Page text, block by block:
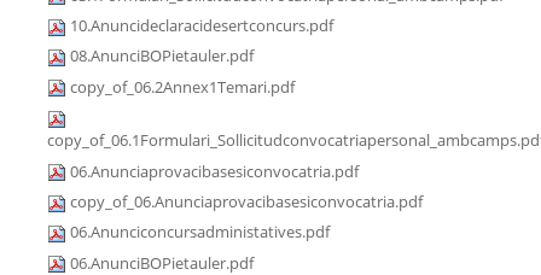
10.Anuncideclaracidesertconcurs.pdf
08.AnunciBOPietauler.pdf
copy_of_06.2Annex1Temari.pdf
06.Anunciaprovacibasesiconvocatria.pdf
copy_of_06.Anunciaprovacibasesiconvocatria.pdf
06.Anunciconcursadministatives.pdf
06.AnunciBOPietauler.pdf